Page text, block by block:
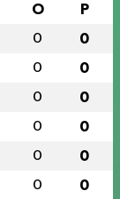
O P
0 0
0 0
0 0
0 0
0 0
0 0